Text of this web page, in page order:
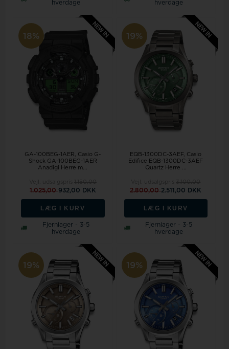
hverdage
hverdage
18%
GA-100BEG-1AER, Casio G-
Shock GA-100BEG-1AER
Anadigi Herre m...
1.025,00932,00 DKK
LÆG I KURV
Fjernlager - 3-5
hverdage
19%
EQB-1300DC-3AEF, Casio
Edifice EQB-1300DC-3AEF
Quartz Herre ...
2.800,002.511,00 DKK
LÆG I KURV
Fjernlager - 3-5
hverdage
19% 19%